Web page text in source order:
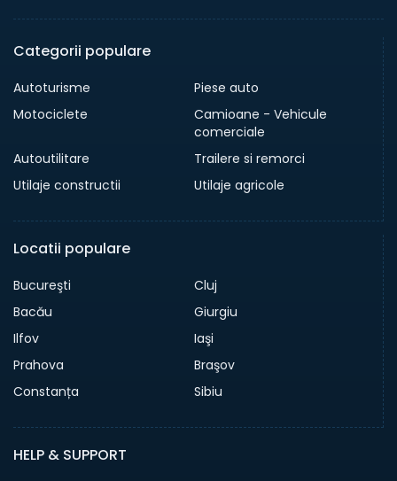
Categorii populare
Autoturisme
Piese auto
Motociclete
Camioane - Vehicule
comerciale
Autoutilitare
Trailere si remorci
Utilaje constructii
Utilaje agricole
Locatii populare
Bucureşti
Cluj
Bacău
Giurgiu
Ilfov
Iaşi
Prahova
Braşov
Constanța
Sibiu
HELP & SUPPORT